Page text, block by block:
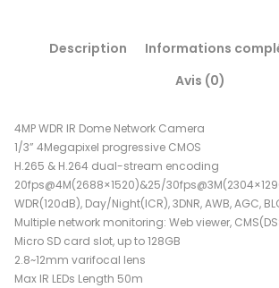
Description
Informations
Avis (0)
4MP WDR IR Dome Network Camera
1/3” 4Megapixel progressive CMOS
H.265 & H.264 dual-stream encoding
20fps@4M(2688×1520)&25/
WDR(120dB), Day/Night(ICR), 3DNR, AWB, AGC,
Multiple network monitoring: Web viewer,
Micro SD card slot, up to 128GB
2.8~12mm varifocal lens
Max IR LEDs Length 50m